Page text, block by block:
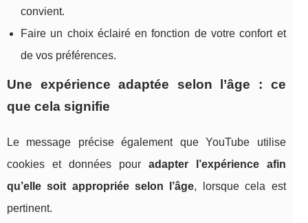
convient.
Faire un choix éclairé en fonction de votre confort et
de vos préférences.
Une expérience adaptée selon l’âge : ce
que cela signifie
Le message précise également que YouTube utilise
cookies et données pour adapter l’expérience afin
qu’elle soit appropriée selon l’âge, lorsque cela est
pertinent.